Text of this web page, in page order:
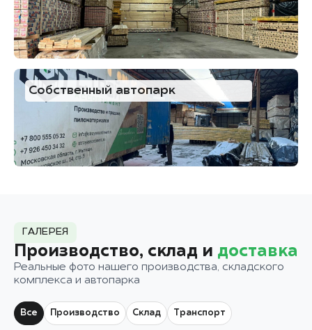
Собственный автопарк
ГАЛЕРЕЯ
Производство, склад и доставка
Реальные фото нашего производства, складского
комплекса и автопарка
Все Производство Склад Транспорт